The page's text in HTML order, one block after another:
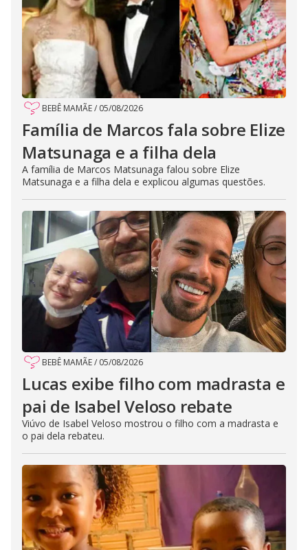
BEBÊ MAMÃE/ 05/08/2026
Família de Marcos fala sobre Elize
Matsunaga e a filha dela
A família de Marcos Matsunaga falou sobre Elize
Matsunaga e a filha dela e explicou algumas questões.
BEBÊ MAMÃE/ 05/08/2026
Lucas exibe filho com madrasta e
pai de Isabel Veloso rebate
Viúvo de Isabel Veloso mostrou o filho com a madrasta e
o pai dela rebateu.